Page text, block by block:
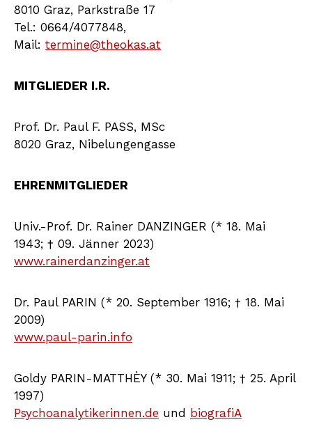
8010 Graz, Parkstraße 17
Tel.: 0664/4077848,
Mail: termine@theokas.at
MITGLIEDER I.R.
Prof. Dr. Paul F. PASS, MSc
8020 Graz, Nibelungengasse
EHRENMITGLIEDER
Univ.-Prof. Dr. Rainer DANZINGER (* 18. Mai
1943; † 09. Jänner 2023)
www.rainerdanzinger.at
Dr. Paul PARIN (* 20. September 1916; † 18. Mai
2009)
www.paul-parin.info
Goldy PARIN-MATTHÈY (* 30. Mai 1911; † 25. April
1997)
Psychoanalytikerinnen.de und biografiA